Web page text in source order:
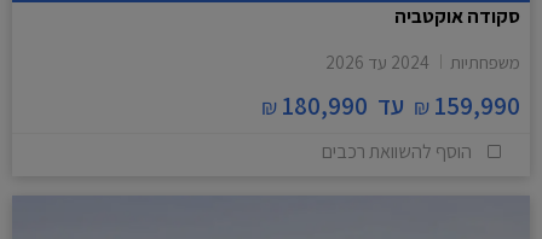
סקודה אוקטביה
משפחתיות 2024 עד 2026
159,990
₪ עד 180,990
₪
הוסף להשוואת רכבים